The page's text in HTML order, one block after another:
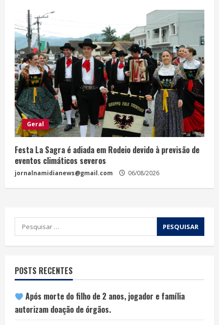
Geral
Festa La Sagra é adiada em Rodeio devido à previsão de
eventos climáticos severos
jornalnamidianews@gmail.com 06/08/2026
POSTS RECENTES
Após morte do filho de 2 anos, jogador e família
autorizam doação de órgãos.